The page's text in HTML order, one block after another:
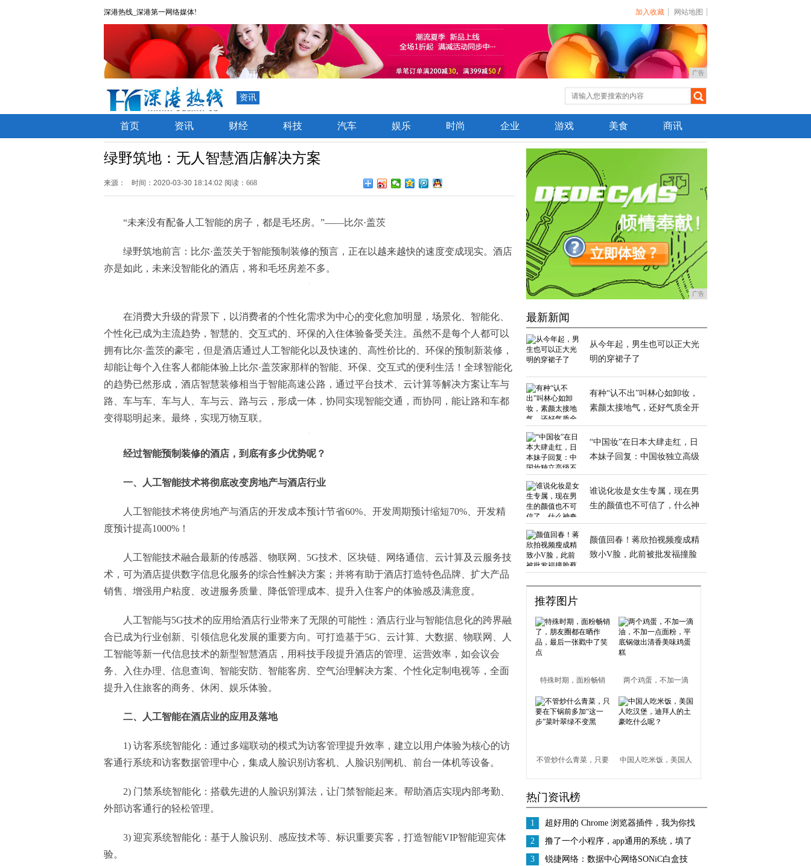
深港热线_深港第一网络媒体! 加入收藏 网站地图
广告
资讯
首页 资讯 财经 科技 汽车 娱乐 时尚 企业 游戏 美食 商讯
绿野筑地：无人智慧酒店解决方案
来源： 时间：2020-03-30 18:14:02 阅读：668
“未来没有配备人工智能的房子，都是毛坯房。”——比尔·盖茨
绿野筑地前言：比尔·盖茨关于智能预制装修的预言，正在以越来越快的速度变成现实。酒店
亦是如此，未来没智能化的酒店，将和毛坯房差不多。
在消费大升级的背景下，以消费者的个性化需求为中心的变化愈加明显，场景化、智能化、
个性化已成为主流趋势，智慧的、交互式的、环保的入住体验备受关注。虽然不是每个人都可以
拥有比尔·盖茨的豪宅，但是酒店通过人工智能化以及快速的、高性价比的、环保的预制新装修，
却能让每个入住客人都能体验上比尔·盖茨家那样的智能、环保、交互式的便利生活！全球智能化
的趋势已然形成，酒店智慧装修相当于智能高速公路，通过平台技术、云计算等解决方案让车与
路、车与车、车与人、车与云、路与云，形成一体，协同实现智能交通，而协同，能让路和车都
变得聪明起来。最终，实现万物互联。
经过智能预制装修的酒店，到底有多少优势呢？
一、人工智能技术将彻底改变房地产与酒店行业
人工智能技术将使房地产与酒店的开发成本预计节省60%、开发周期预计缩短70%、开发精
度预计提高1000%！
人工智能技术融合最新的传感器、物联网、5G技术、区块链、网络通信、云计算及云服务技
术，可为酒店提供数字信息化服务的综合性解决方案；并将有助于酒店打造特色品牌、扩大产品
销售、增强用户粘度、改进服务质量、降低管理成本、提升入住客户的体验感及满意度。
人工智能与5G技术的应用给酒店行业带来了无限的可能性：酒店行业与智能信息化的跨界融
合已成为行业创新、引领信息化发展的重要方向。可打造基于5G、云计算、大数据、物联网、人
工智能等新一代信息技术的新型智慧酒店，用科技手段提升酒店的管理、运营效率，如会议会
务、入住办理、信息查询、智能安防、智能客房、空气治理解决方案、个性化定制电视等，全面
提升入住旅客的商务、休闲、娱乐体验。
二、人工智能在酒店业的应用及落地
1) 访客系统智能化：通过多端联动的模式为访客管理提升效率，建立以用户体验为核心的访
客通行系统和访客数据管理中心，集成人脸识别访客机、人脸识别闸机、前台一体机等设备。
2) 门禁系统智能化：搭载先进的人脸识别算法，让门禁智能起来。帮助酒店实现内部考勤、
外部访客通行的轻松管理。
3) 迎宾系统智能化：基于人脸识别、感应技术等、标识重要宾客，打造智能VIP智能迎宾体
验。
广告
最新新闻
从今年起，男生也可以正大光
明的穿裙子了
有种“认不出”叫林心如卸妆，
素颜太接地气，还好气质全开
“中国妆”在日本大肆走红，日
本妹子回复：中国妆独立高级
谁说化妆是女生专属，现在男
生的颜值也不可信了，什么神
颜值回春！蒋欣拍视频瘦成精
致小V脸，此前被批发福撞脸
推荐图片
特殊时期，面粉畅销
了，朋友圈都在晒作
品，最后一张戳中了笑
两个鸡蛋，不加一滴
油，不加一点面粉，平
底锅做出清香美味鸡蛋
不管炒什么青菜，只要
步”菜叶翠绿不变黑
中国人吃米饭，美国人
热门资讯榜
1
超好用的 Chrome 浏览器插件，我为你找
到了 6 款
2
撸了一个小程序，app通用的系统，填了
不少坑，做个记录。
3
锐捷网络：数据中心网络SONiC白盒技